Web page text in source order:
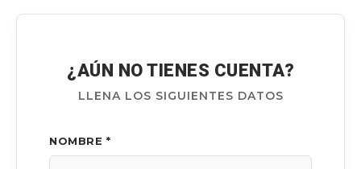
¿AÚN NO TIENES CUENTA?
LLENA LOS SIGUIENTES DATOS
NOMBRE *